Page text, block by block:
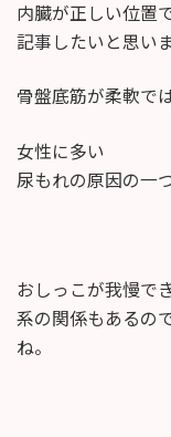
内臓が正しい位置
記事したいと思い
骨盤底筋が柔軟で
女性に多い
尿もれの原因の一
おしっこが我慢で
系の関係もあるの
ね。